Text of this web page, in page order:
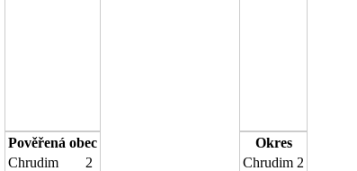
Pověřená obec
Chrudim
2
Okres
Chrudim 2